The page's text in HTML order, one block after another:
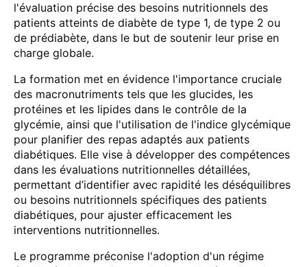
l'évaluation précise des besoins nutritionnels des
patients atteints de diabète de type 1, de type 2 ou
de prédiabète, dans le but de soutenir leur prise en
charge globale.
La formation met en évidence l'importance cruciale
des macronutriments tels que les glucides, les
protéines et les lipides dans le contrôle de la
glycémie, ainsi que l'utilisation de l'indice glycémique
pour planifier des repas adaptés aux patients
diabétiques. Elle vise à développer des compétences
dans les évaluations nutritionnelles détaillées,
permettant d’identifier avec rapidité les déséquilibres
ou besoins nutritionnels spécifiques des patients
diabétiques, pour ajuster efficacement les
interventions nutritionnelles.
Le programme préconise l'adoption d'un régime